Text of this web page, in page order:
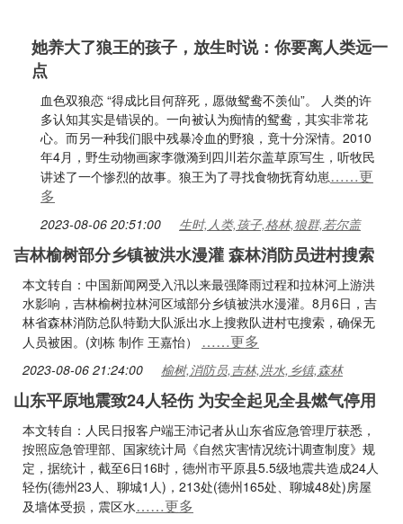
她养大了狼王的孩子，放生时说：你要离人类远一
点
血色双狼恋 “得成比目何辞死，愿做鸳鸯不羡仙”。 人类的许
多认知其实是错误的。一向被认为痴情的鸳鸯，其实非常花
心。而另一种我们眼中残暴冷血的野狼，竟十分深情。2010
年4月，野生动物画家李微漪到四川若尔盖草原写生，听牧民
讲述了一个惨烈的故事。狼王为了寻找食物抚育幼崽……更
多
2023-08-06 20:51:00 生时,人类,孩子,格林,狼群,若尔盖
吉林榆树部分乡镇被洪水漫灌 森林消防员进村搜索
本文转自：中国新闻网受入汛以来最强降雨过程和拉林河上游洪
水影响，吉林榆树拉林河区域部分乡镇被洪水漫灌。8月6日，吉
林省森林消防总队特勤大队派出水上搜救队进村屯搜索，确保无
人员被困。(刘栋 制作 王嘉怡） ……更多
2023-08-06 21:24:00 榆树,消防员,吉林,洪水,乡镇,森林
山东平原地震致24人轻伤 为安全起见全县燃气停用
本文转自：人民日报客户端王沛记者从山东省应急管理厅获悉，
按照应急管理部、国家统计局《自然灾害情况统计调查制度》规
定，据统计，截至6日16时，德州市平原县5.5级地震共造成24人
轻伤(德州23人、聊城1人)，213处(德州165处、聊城48处)房屋
及墙体受损，震区水……更多